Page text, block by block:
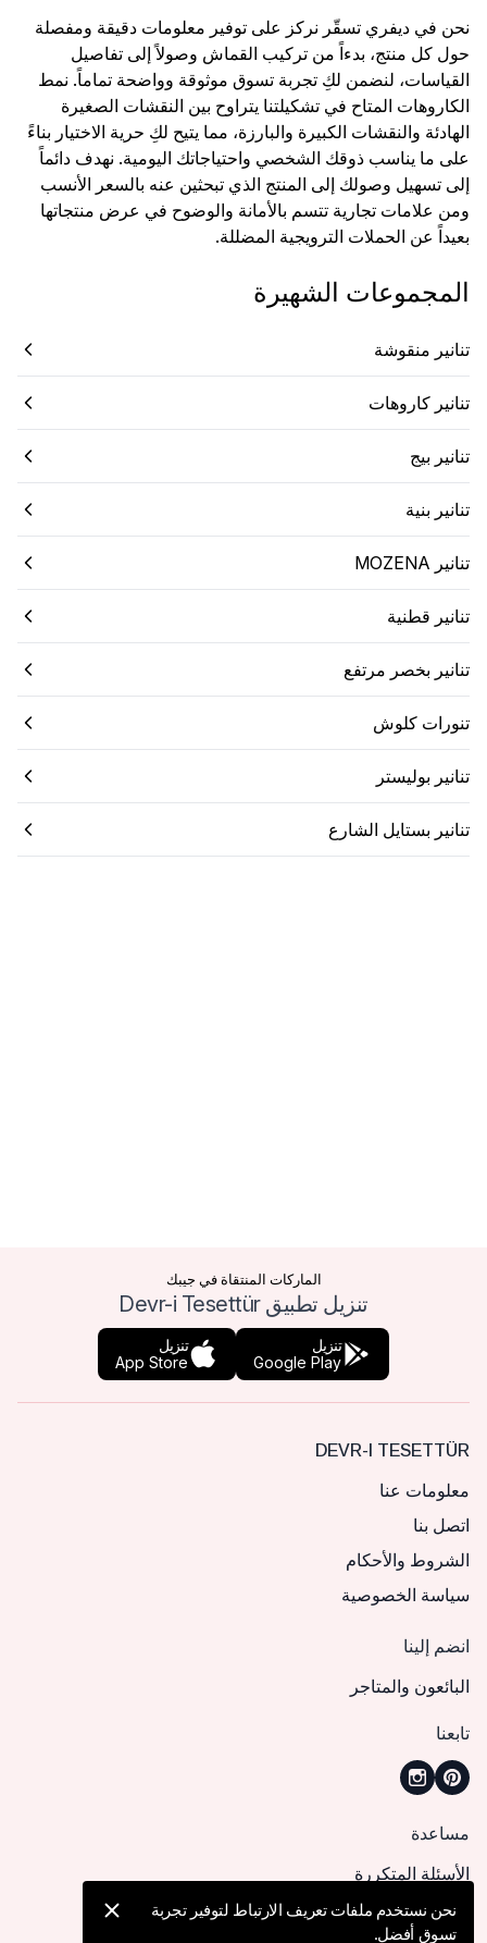
نحن في ديفري تسقّر نركز على توفير معلومات دقيقة ومفصلة
حول كل منتج، بدءاً من تركيب القماش وصولاً إلى تفاصيل
القياسات، لنضمن لكِ تجربة تسوق موثوقة وواضحة تماماً. نمط
الكاروهات المتاح في تشكيلتنا يتراوح بين النقشات الصغيرة
الهادئة والنقشات الكبيرة والبارزة، مما يتيح لكِ حرية الاختيار بناءً
على ما يناسب ذوقك الشخصي واحتياجاتك اليومية. نهدف دائماً
إلى تسهيل وصولك إلى المنتج الذي تبحثين عنه بالسعر الأنسب
ومن علامات تجارية تتسم بالأمانة والوضوح في عرض منتجاتها
بعيداً عن الحملات الترويجية المضللة.
المجموعات الشهيرة
تنانير منقوشة
تنانير كاروهات
تنانير بيج
تنانير بنية
تنانير MOZENA
تنانير قطنية
تنانير بخصر مرتفع
تنورات كلوش
تنانير بوليستر
تنانير بستايل الشارع
الماركات المنتقاة في جيبك
تنزيل تطبيق Devr-i Tesettür
تنزيل
Google Play
تنزيل
App Store
DEVR-I TESETTÜR
معلومات عنا
اتصل بنا
الشروط والأحكام
سياسة الخصوصية
انضم إلينا
البائعون والمتاجر
تابعنا
مساعدة
الأسئلة المتكررة
كيف يمكنني تقديم طلب؟
نحن نستخدم ملفات تعريف الارتباط لتوفير تجربة
تسوق أفضل.